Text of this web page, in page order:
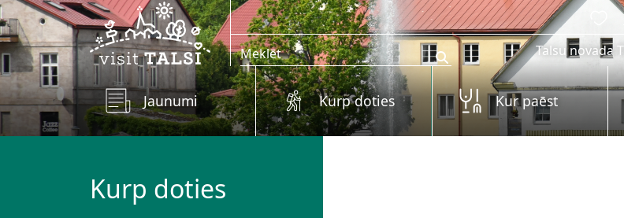
Skip to main content
Talsu novada
Jaunumi Kurp doties Kur paēst
Kurp doties